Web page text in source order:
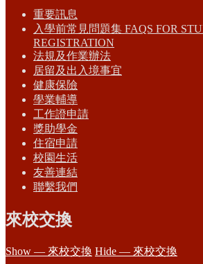
重要訊息
入學前常見問題集 FAQS FOR
REGISTRATION
法規及作業辦法
居留及出入境事宜
健康保險
學業輔導
工作證申請
獎助學金
住宿申請
校園生活
友善連結
聯繫我們
來校交換
Show — 來校交換 Hide — 來校交換